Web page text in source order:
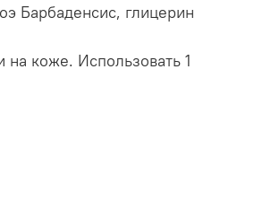
Барбаденсис, глицерин
коже. Использовать 1